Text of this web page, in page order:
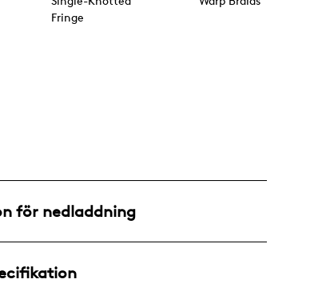
Fringe
för nedladdning